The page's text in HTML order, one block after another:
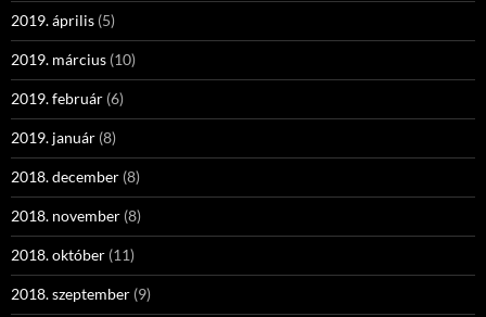
2019. április (5)
2019. március (10)
2019. február (6)
2019. január (8)
2018. december (8)
2018. november (8)
2018. október (11)
2018. szeptember (9)